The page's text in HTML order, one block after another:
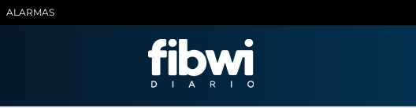
ALARMAS